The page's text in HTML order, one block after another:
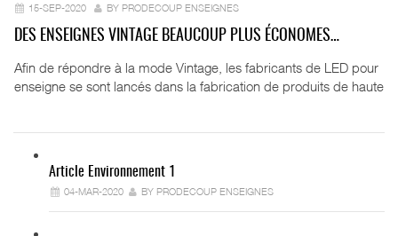
15-SEP-2020 BY PRODECOUP ENSEIGNES
DES ENSEIGNES VINTAGE BEAUCOUP PLUS ÉCONOMES…
Afin de répondre à la mode Vintage, les fabricants de LED pour
enseigne se sont lancés dans la fabrication de produits de haute
Article Environnement 1
04-MAR-2020 BY PRODECOUP ENSEIGNES